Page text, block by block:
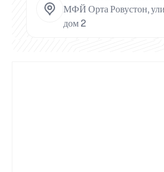
МФЙ Орта Ровустон,
дом 2